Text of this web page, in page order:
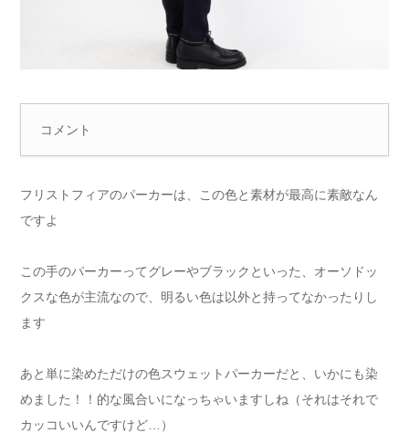
コメント
フリストフィアのパーカーは、この色と素材が最高に素敵なん
ですよ
この手のパーカーってグレーやブラックといった、オーソドッ
クスな色が主流なので、明るい色は以外と持ってなかったりし
ます
あと単に染めただけの色スウェットパーカーだと、いかにも染
めました！！的な風合いになっちゃいますしね（それはそれで
カッコいいんですけど…）